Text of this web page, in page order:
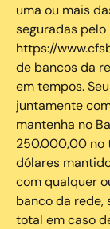
uma ou mais
seguradas pelo
https://
de bancos da
em tempos.
juntamente
mantenha no
250.000,00 no
dólares
com qualquer
banco da rede,
total em caso